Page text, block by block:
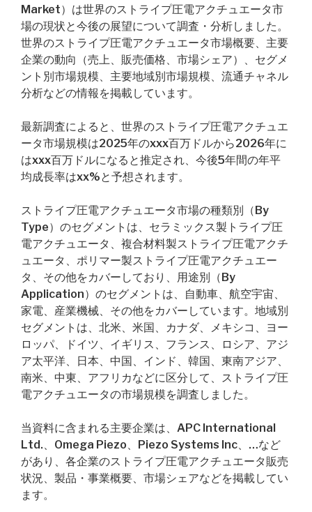
Market）は世界のストライプ圧電アクチュエータ市
場の現状と今後の展望について調査・分析しました。
世界のストライプ圧電アクチュエータ市場概要、主要
企業の動向（売上、販売価格、市場シェア）、セグメ
ント別市場規模、主要地域別市場規模、流通チャネル
分析などの情報を掲載しています。
最新調査によると、世界のストライプ圧電アクチュエ
ータ市場規模は2025年のxxx百万ドルから2026年に
はxxx百万ドルになると推定され、今後5年間の年平
均成長率はxx%と予想されます。
ストライプ圧電アクチュエータ市場の種類別（By
Type）のセグメントは、セラミックス製トライプ圧
電アクチュエータ、複合材料製ストライプ圧電アクチ
ュエータ、ポリマー製ストライプ圧電アクチュエー
タ、その他をカバーしており、用途別（By
Application）のセグメントは、自動車、航空宇宙、
家電、産業機械、その他をカバーしています。地域別
セグメントは、北米、米国、カナダ、メキシコ、ヨー
ロッパ、ドイツ、イギリス、フランス、ロシア、アジ
ア太平洋、日本、中国、インド、韓国、東南アジア、
南米、中東、アフリカなどに区分して、ストライプ圧
電アクチュエータの市場規模を調査しました。
当資料に含まれる主要企業は、APC International
Ltd.、Omega Piezo、Piezo Systems Inc、…など
があり、各企業のストライプ圧電アクチュエータ販売
状況、製品・事業概要、市場シェアなどを掲載してい
ます。